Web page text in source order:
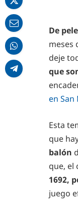
De
meses
deje
que
en San
Esta
que
balón
que, el
1692,
juego